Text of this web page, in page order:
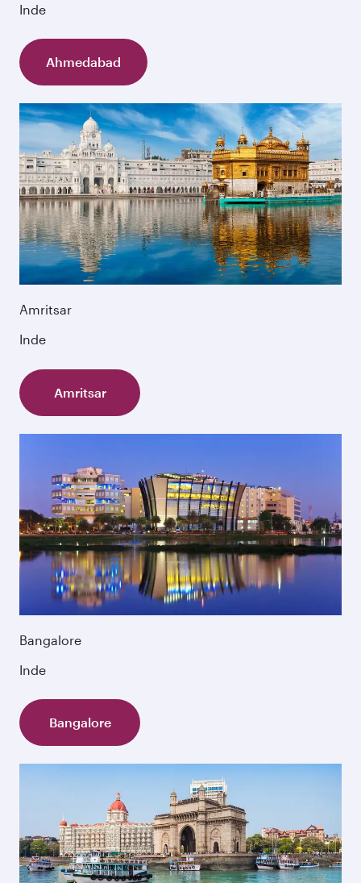
Inde
Ahmedabad
Amritsar
Inde
Amritsar
Bangalore
Inde
Bangalore